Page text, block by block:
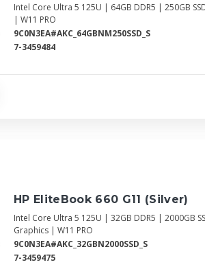
Intel Core Ultra 5 125U | 64GB DDR5 | 250GB
| W11 PRO
9C0N3EA#AKC_64GBNM250SSD_S
7-3459484
HP EliteBook 660 G11 (Silver)
Intel Core Ultra 5 125U | 32GB DDR5 | 2000GB
Graphics | W11 PRO
9C0N3EA#AKC_32GBN2000SSD_S
7-3459475